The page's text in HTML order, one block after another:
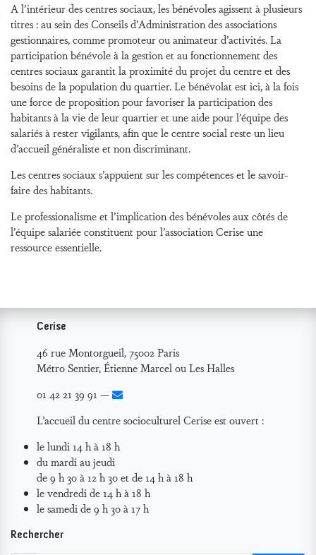
A l’intérieur des centres sociaux, les bénévoles agissent à plusieurs
titres : au sein des Conseils d’Administration des associations
gestionnaires, comme promoteur ou animateur d’activités. La
participation bénévole à la gestion et au fonctionnement des
centres sociaux garantit la proximité du projet du centre et des
besoins de la population du quartier. Le bénévolat est ici, à la fois
une force de proposition pour favoriser la participation des
habitants à la vie de leur quartier et une aide pour l’équipe des
salariés à rester vigilants, afin que le centre social reste un lieu
d’accueil généraliste et non discriminant.
Les centres sociaux s’appuient sur les compétences et le savoir-
faire des habitants.
Le professionalisme et l’implication des bénévoles aux côtés de
l’équipe salariée constituent pour l’association Cerise une
ressource essentielle.
Cerise
46 rue Montorgueil, 75002 Paris
Métro Sentier, Étienne Marcel ou Les Halles
01 42 21 39 91 —
L’accueil du centre socioculturel Cerise est ouvert :
le lundi 14 h à 18 h
du mardi au jeudi
de 9 h 30 à 12 h 30 et de 14 h à 18 h
le vendredi de 14 h à 18 h
le samedi de 9 h 30 à 17 h
Rechercher